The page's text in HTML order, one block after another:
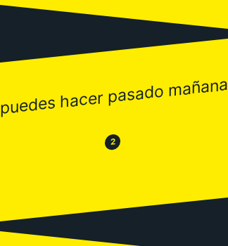
puedes hacer pasado mañana
😒 2 😂